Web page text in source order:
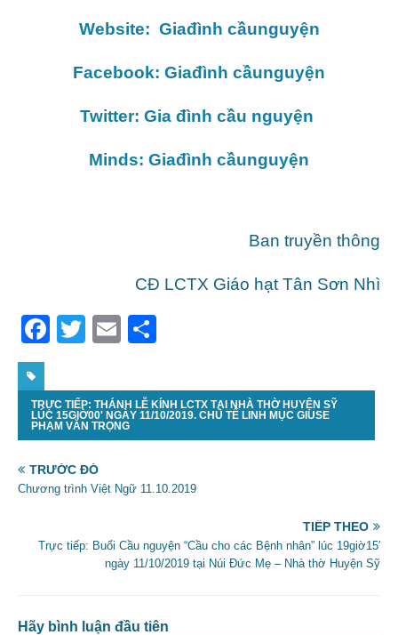
Website: Giađình cầunguyện
Facebook: Giađình cầunguyện
Twitter: Gia đình cầu nguyện
Minds: Giađình cầunguyện
Ban truyền thông
CĐ LCTX Giáo hạt Tân Sơn Nhì
F
c
e
b
o
o
T
itt
er
E
ai
l
ar
e
TRỰC TIẾP: THÁNH LỄ KÍNH LCTX TẠI NHÀ THỜ HUYỆN SỸ
LÚC 15GIỜ00' NGÀY 11/10/2019. CHỦ TẾ LINH MỤC GIUSE
PHẠM VĂN TRỌNG
TRƯỚC ĐÓ
Chương trình Việt Ngữ 11.10.2019
TIẾP THEO
Trực tiếp: Buổi Cầu nguyện “Cầu cho các Bệnh nhân” lúc 19giờ15′
ngày 11/10/2019 tại Núi Đức Mẹ – Nhà thờ Huyện Sỹ
Hãy bình luận đầu tiên